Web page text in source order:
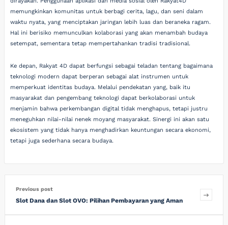
memungkinkan komunitas untuk berbagi cerita, lagu, dan seni dalam
waktu nyata, yang menciptakan jaringan lebih luas dan beraneka ragam.
Hal ini berisiko memunculkan kolaborasi yang akan menambah budaya
setempat, sementara tetap mempertahankan tradisi tradisional.
Ke depan, Rakyat 4D dapat berfungsi sebagai teladan tentang bagaimana
teknologi modern dapat berperan sebagai alat instrumen untuk
memperkuat identitas budaya. Melalui pendekatan yang, baik itu
masyarakat dan pengembang teknologi dapat berkolaborasi untuk
menjamin bahwa perkembangan digital tidak menghapus, tetapi justru
meneguhkan nilai-nilai nenek moyang masyarakat. Sinergi ini akan satu
ekosistem yang tidak hanya menghadirkan keuntungan secara ekonomi,
tetapi juga sederhana secara budaya.
Previous post
Slot Dana dan Slot OVO: Pilihan Pembayaran yang Aman